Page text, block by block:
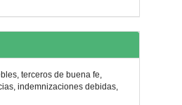
terceros de buena fe,
indemnizaciones debidas,